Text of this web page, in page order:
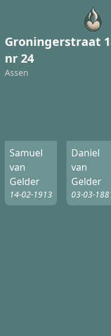
Groningerstraat
nr 24
Assen
Samuel
van
Gelder
14-02-1913
Daniel
van
Gelder
03-03-